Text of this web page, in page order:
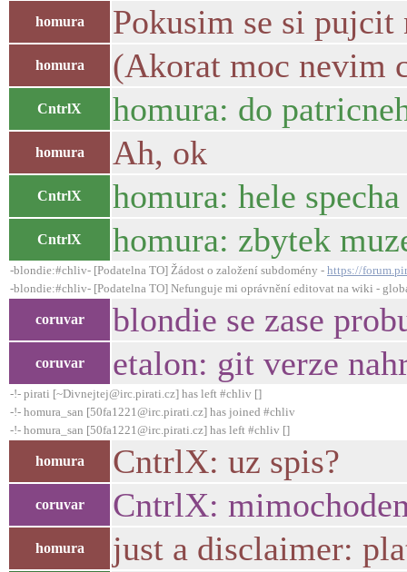
homura Pokusim se si pujcit
homura (Akorat moc nevim
CntrlX homura: do
homura Ah, ok
CntrlX homura: hele
CntrlX homura: zbytek
-blondie:#chliv- [Podatelna TO] Žádost o založení subdomény - https://
-blondie:#chliv- [Podatelna TO] Nefunguje mi oprávnění editovat na wiki -
coruvar blondie se zase
coruvar etalon: git verze
-!- pirati [~Divnejtej@irc.pirati.cz] has left #chliv []
-!- homura_san [50fa1221@irc.pirati.cz] has joined #chliv
-!- homura_san [50fa1221@irc.pirati.cz] has left #chliv []
homura CntrlX: uz spis?
coruvar CntrlX:
homura just a disclaimer: